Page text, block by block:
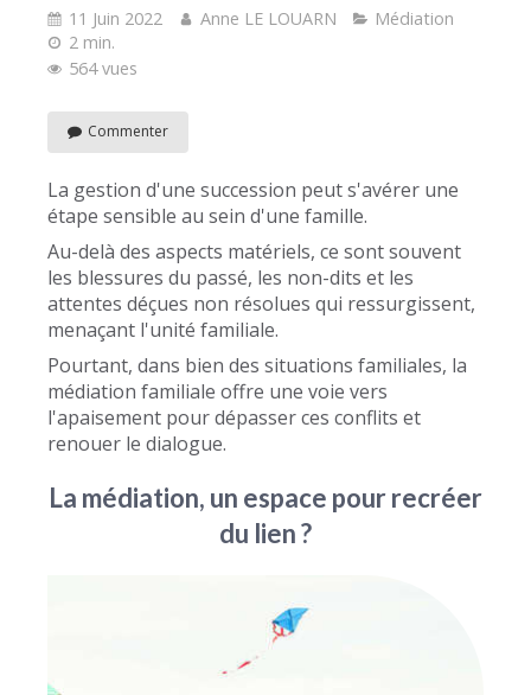
11 Juin 2022 Anne LE LOUARN
Médiation
2 min.
564 vues
Commenter
La gestion d'une succession peut s'avérer une
étape sensible au sein d'une famille.
Au-delà des aspects matériels, ce sont souvent
les blessures du passé, les non-dits et les
attentes déçues non résolues qui ressurgissent,
menaçant l'unité familiale.
Pourtant, dans bien des situations familiales, la
médiation familiale offre une voie vers
l'apaisement pour dépasser ces conflits et
renouer le dialogue.
La médiation, un espace pour recréer
du lien ?